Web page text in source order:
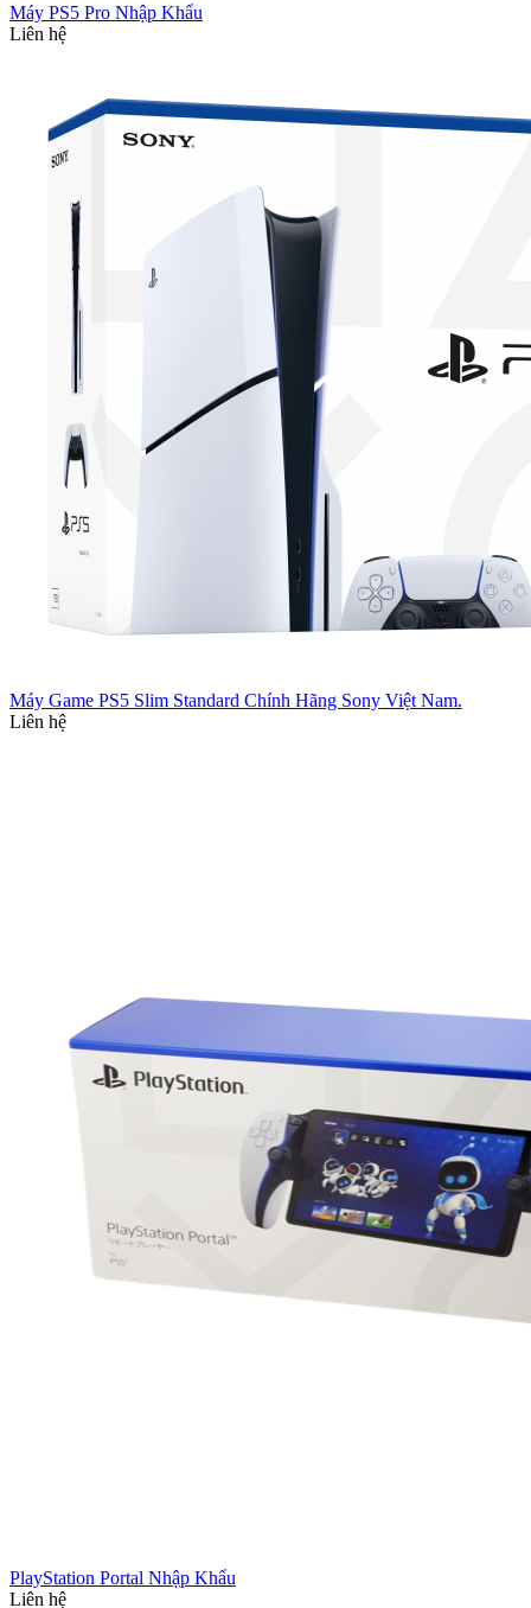
Máy PS5 Pro Nhập Khẩu
Liên hệ
Máy Game PS5 Slim Standard Chính Hãng Sony Việt Nam.
Liên hệ
PlayStation Portal Nhập Khẩu
Liên hệ